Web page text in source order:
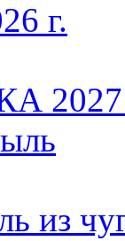
г.
2027:
из